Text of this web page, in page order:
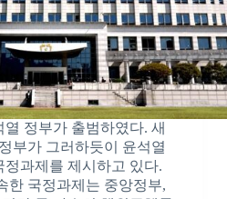
열 정부가 출범하였다. 새
부가 그러하듯이 윤석열
정과제를 제시하고 있다.
한 국정과제는 중앙정부,